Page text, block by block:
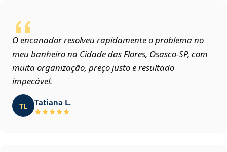
O encanador resolveu rapidamente o problema no
meu banheiro na Cidade das Flores, Osasco‑SP, com
muita organização, preço justo e resultado
impecável.
TL Tatiana L.